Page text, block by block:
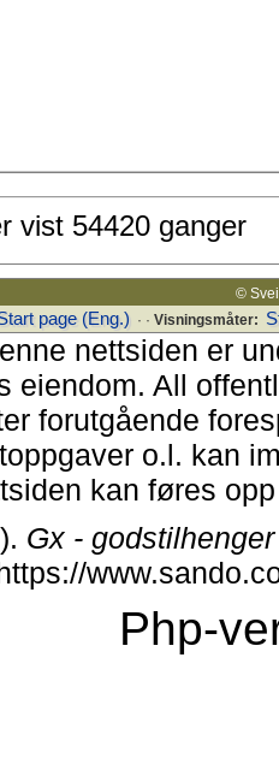
vist 54420 ganger
©
page (Eng.) · · Visningsmåter:
nettsiden er
eiendom. All
forutgående
o.l. kan
kan føres
Gx -
Php-